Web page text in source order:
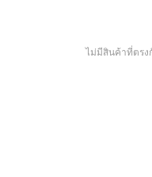
ไม่มีสินค้าที่ตรง